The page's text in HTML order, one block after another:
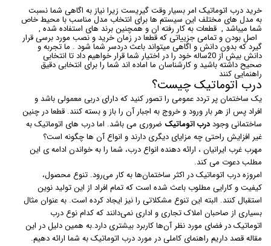
خرید درب اتوماتیک امر بسیار وقت گیریست زیرا نیاز به اگاهی شما نسبت
به مدل های مختلف این سیستم ها برای انتخاب مدل مناسب با محیط خاص
شما میباشد , قطعات به کار رفته ان و همچنین برند های استفاده شده ,
اصل بودن و تمامی جزییاتی که قطعا در زمان خرید و نصب مورد برسی قرار
گیرد که بدون دانش و اگاهی میتواند باعث دردسر شما شود . ما تجربه و
دانش بیش از 20ساله خود را در اختیار شما قرار خواهیم داد تا انتخابی
صحیح داشته باشید و کارشناسان ما اماده اند شما را برای انتخابی دقیق
راهنمایی کنند
درب اتوماتیک چیست؟
یک ساختمان پر تردد عمومی را تصور کنید که دارای دربی معمولی باشد و
افراد پس از هر بار ورود و خروج به اجبار آن را باز و بسته کنند. قطعا در چنین
ساختمانی وجوددرب اتوماتیک ضروری می باشد. اما درب های اتوماتیک به
غیر افزایش راحتی چه مزایای دیگری دارند و انواع آن ها چگونه است؟
مهرب غرب ایرانیان ، ارائه دهنده انواع درب، شما را به خواندن ادامه ی این
مطلب دعوت می کند.
امروزه درب اتوماتیک در اکثر ساختمان‌ها به کار می‌رود. تنوع محصول،
کیفیت و کارایی مطلوب باعث شده است که تمام افراد از این تولید نوین
استقبال کنند. البته این تنوع مشکلاتی را نیز ایجاد کرده است. به عنوان مثال
بسیاری از صاحبان املاک تجاری و اداری نمی‌دانند که کدام نوع درب
اتوماتیک در فضای مورد نظر آن‌ها کاربرد بیشتری دارد.به همین دلیل در این
مقاله قصد داریم راهنمای کاملی در مورد درب اتوماتیک به شما ارائه دهیم.